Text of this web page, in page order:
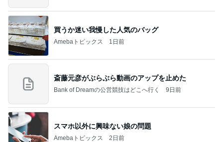
買うか迷い我慢した人気のバッグ
Amebaトピックス 1日前
斎藤元彦がぶらぶら動画のアップを止めた
Bank of Dreamの公営競技はどこへ行く 9日前
スマホ以外に興味ない娘の問題
Amebaトピックス 2日前